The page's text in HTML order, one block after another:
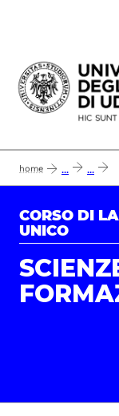
Passa al
home ... ...
CORSO DI
UNICO